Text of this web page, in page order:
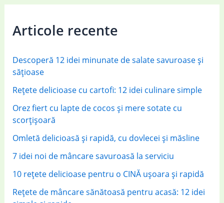
r
h
o
r
Articole recente
Descoperă 12 idei minunate de salate savuroase și
sățioase
Rețete delicioase cu cartofi: 12 idei culinare simple
Orez fiert cu lapte de cocos și mere sotate cu
scorțișoară
Omletă delicioasă și rapidă, cu dovlecei și măsline
7 idei noi de mâncare savuroasă la serviciu
10 rețete delicioase pentru o CINĂ ușoara și rapidă
Rețete de mâncare sănătoasă pentru acasă: 12 idei